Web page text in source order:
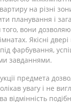
на різні
планування і
вони
Якісні
фарбування,
завданнями.
предмета
увагу і не
відмінність